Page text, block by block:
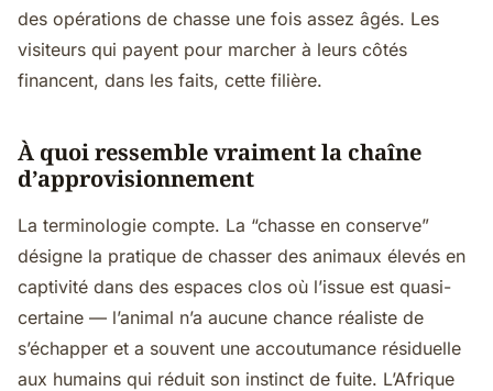
des opérations de chasse une fois assez âgés. Les
visiteurs qui payent pour marcher à leurs côtés
financent, dans les faits, cette filière.
À quoi ressemble vraiment la chaîne
d’approvisionnement
La terminologie compte. La “chasse en conserve”
désigne la pratique de chasser des animaux élevés en
captivité dans des espaces clos où l’issue est quasi-
certaine — l’animal n’a aucune chance réaliste de
s’échapper et a souvent une accoutumance résiduelle
aux humains qui réduit son instinct de fuite. L’Afrique